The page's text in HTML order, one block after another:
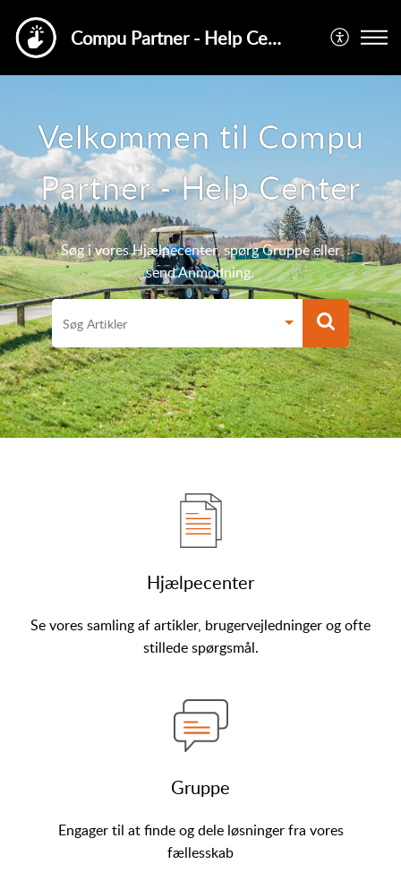
Compu Partner - Help Center
Velkommen til Compu
Partner - Help Center
Søg i vores Hjælpecenter, spørg Gruppe eller
send Anmodning.
Hjælpecenter
Se vores samling af artikler, brugervejledninger og ofte
stillede spørgsmål.
Gruppe
Engager til at finde og dele løsninger fra vores
fællesskab